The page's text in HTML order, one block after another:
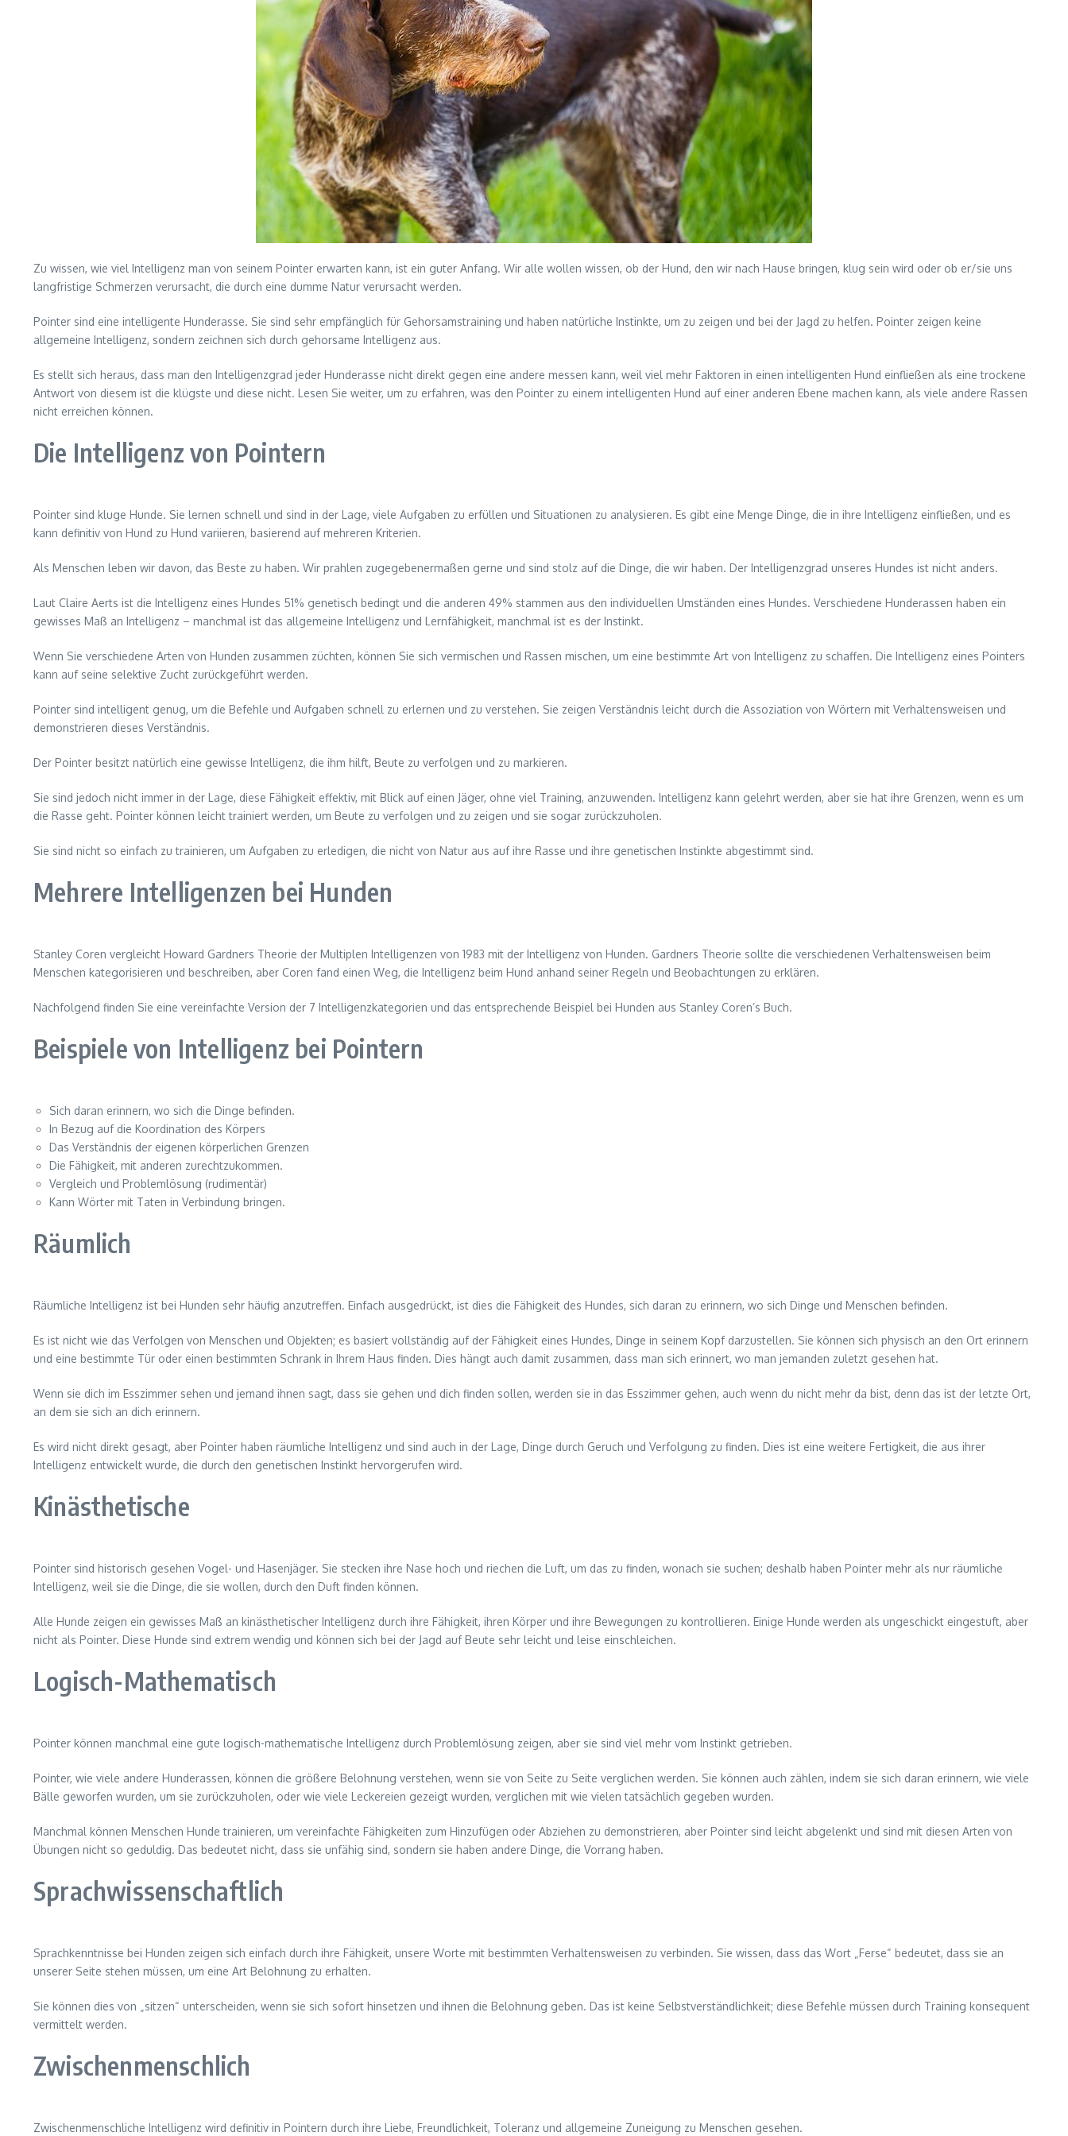
Zu wissen, wie viel Intelligenz man von seinem Pointer erwarten kann, ist ein guter Anfang. Wir alle wollen wissen, ob der Hund, den wir nach Hause bringen, klug sein wird oder ob er/sie uns
langfristige Schmerzen verursacht, die durch eine dumme Natur verursacht werden.
Pointer sind eine intelligente Hunderasse. Sie sind sehr empfänglich für Gehorsamstraining und haben natürliche Instinkte, um zu zeigen und bei der Jagd zu helfen. Pointer zeigen keine
allgemeine Intelligenz, sondern zeichnen sich durch gehorsame Intelligenz aus.
Es stellt sich heraus, dass man den Intelligenzgrad jeder Hunderasse nicht direkt gegen eine andere messen kann, weil viel mehr Faktoren in einen intelligenten Hund einfließen als eine trockene
Antwort von diesem ist die klügste und diese nicht. Lesen Sie weiter, um zu erfahren, was den Pointer zu einem intelligenten Hund auf einer anderen Ebene machen kann, als viele andere Rassen
nicht erreichen können.
Die Intelligenz von Pointern
Pointer sind kluge Hunde. Sie lernen schnell und sind in der Lage, viele Aufgaben zu erfüllen und Situationen zu analysieren. Es gibt eine Menge Dinge, die in ihre Intelligenz einfließen, und es
kann definitiv von Hund zu Hund variieren, basierend auf mehreren Kriterien.
Als Menschen leben wir davon, das Beste zu haben. Wir prahlen zugegebenermaßen gerne und sind stolz auf die Dinge, die wir haben. Der Intelligenzgrad unseres Hundes ist nicht anders.
Laut Claire Aerts ist die Intelligenz eines Hundes 51% genetisch bedingt und die anderen 49% stammen aus den individuellen Umständen eines Hundes. Verschiedene Hunderassen haben ein
gewisses Maß an Intelligenz – manchmal ist das allgemeine Intelligenz und Lernfähigkeit, manchmal ist es der Instinkt.
Wenn Sie verschiedene Arten von Hunden zusammen züchten, können Sie sich vermischen und Rassen mischen, um eine bestimmte Art von Intelligenz zu schaffen. Die Intelligenz eines Pointers
kann auf seine selektive Zucht zurückgeführt werden.
Pointer sind intelligent genug, um die Befehle und Aufgaben schnell zu erlernen und zu verstehen. Sie zeigen Verständnis leicht durch die Assoziation von Wörtern mit Verhaltensweisen und
demonstrieren dieses Verständnis.
Der Pointer besitzt natürlich eine gewisse Intelligenz, die ihm hilft, Beute zu verfolgen und zu markieren.
Sie sind jedoch nicht immer in der Lage, diese Fähigkeit effektiv, mit Blick auf einen Jäger, ohne viel Training, anzuwenden. Intelligenz kann gelehrt werden, aber sie hat ihre Grenzen, wenn es um
die Rasse geht. Pointer können leicht trainiert werden, um Beute zu verfolgen und zu zeigen und sie sogar zurückzuholen.
Sie sind nicht so einfach zu trainieren, um Aufgaben zu erledigen, die nicht von Natur aus auf ihre Rasse und ihre genetischen Instinkte abgestimmt sind.
Mehrere Intelligenzen bei Hunden
Stanley Coren vergleicht Howard Gardners Theorie der Multiplen Intelligenzen von 1983 mit der Intelligenz von Hunden. Gardners Theorie sollte die verschiedenen Verhaltensweisen beim
Menschen kategorisieren und beschreiben, aber Coren fand einen Weg, die Intelligenz beim Hund anhand seiner Regeln und Beobachtungen zu erklären.
Nachfolgend finden Sie eine vereinfachte Version der 7 Intelligenzkategorien und das entsprechende Beispiel bei Hunden aus Stanley Coren’s Buch.
Beispiele von Intelligenz bei Pointern
Sich daran erinnern, wo sich die Dinge befinden.
In Bezug auf die Koordination des Körpers
Das Verständnis der eigenen körperlichen Grenzen
Die Fähigkeit, mit anderen zurechtzukommen.
Vergleich und Problemlösung (rudimentär)
Kann Wörter mit Taten in Verbindung bringen.
Räumlich
Räumliche Intelligenz ist bei Hunden sehr häufig anzutreffen. Einfach ausgedrückt, ist dies die Fähigkeit des Hundes, sich daran zu erinnern, wo sich Dinge und Menschen befinden.
Es ist nicht wie das Verfolgen von Menschen und Objekten; es basiert vollständig auf der Fähigkeit eines Hundes, Dinge in seinem Kopf darzustellen. Sie können sich physisch an den Ort erinnern
und eine bestimmte Tür oder einen bestimmten Schrank in Ihrem Haus finden. Dies hängt auch damit zusammen, dass man sich erinnert, wo man jemanden zuletzt gesehen hat.
Wenn sie dich im Esszimmer sehen und jemand ihnen sagt, dass sie gehen und dich finden sollen, werden sie in das Esszimmer gehen, auch wenn du nicht mehr da bist, denn das ist der letzte Ort,
an dem sie sich an dich erinnern.
Es wird nicht direkt gesagt, aber Pointer haben räumliche Intelligenz und sind auch in der Lage, Dinge durch Geruch und Verfolgung zu finden. Dies ist eine weitere Fertigkeit, die aus ihrer
Intelligenz entwickelt wurde, die durch den genetischen Instinkt hervorgerufen wird.
Kinästhetische
Pointer sind historisch gesehen Vogel- und Hasenjäger. Sie stecken ihre Nase hoch und riechen die Luft, um das zu finden, wonach sie suchen; deshalb haben Pointer mehr als nur räumliche
Intelligenz, weil sie die Dinge, die sie wollen, durch den Duft finden können.
Alle Hunde zeigen ein gewisses Maß an kinästhetischer Intelligenz durch ihre Fähigkeit, ihren Körper und ihre Bewegungen zu kontrollieren. Einige Hunde werden als ungeschickt eingestuft, aber
nicht als Pointer. Diese Hunde sind extrem wendig und können sich bei der Jagd auf Beute sehr leicht und leise einschleichen.
Logisch-Mathematisch
Pointer können manchmal eine gute logisch-mathematische Intelligenz durch Problemlösung zeigen, aber sie sind viel mehr vom Instinkt getrieben.
Pointer, wie viele andere Hunderassen, können die größere Belohnung verstehen, wenn sie von Seite zu Seite verglichen werden. Sie können auch zählen, indem sie sich daran erinnern, wie viele
Bälle geworfen wurden, um sie zurückzuholen, oder wie viele Leckereien gezeigt wurden, verglichen mit wie vielen tatsächlich gegeben wurden.
Manchmal können Menschen Hunde trainieren, um vereinfachte Fähigkeiten zum Hinzufügen oder Abziehen zu demonstrieren, aber Pointer sind leicht abgelenkt und sind mit diesen Arten von
Übungen nicht so geduldig. Das bedeutet nicht, dass sie unfähig sind, sondern sie haben andere Dinge, die Vorrang haben.
Sprachwissenschaftlich
Sprachkenntnisse bei Hunden zeigen sich einfach durch ihre Fähigkeit, unsere Worte mit bestimmten Verhaltensweisen zu verbinden. Sie wissen, dass das Wort „Ferse“ bedeutet, dass sie an
unserer Seite stehen müssen, um eine Art Belohnung zu erhalten.
Sie können dies von „sitzen“ unterscheiden, wenn sie sich sofort hinsetzen und ihnen die Belohnung geben. Das ist keine Selbstverständlichkeit; diese Befehle müssen durch Training konsequent
vermittelt werden.
Zwischenmenschlich
Zwischenmenschliche Intelligenz wird definitiv in Pointern durch ihre Liebe, Freundlichkeit, Toleranz und allgemeine Zuneigung zu Menschen gesehen.